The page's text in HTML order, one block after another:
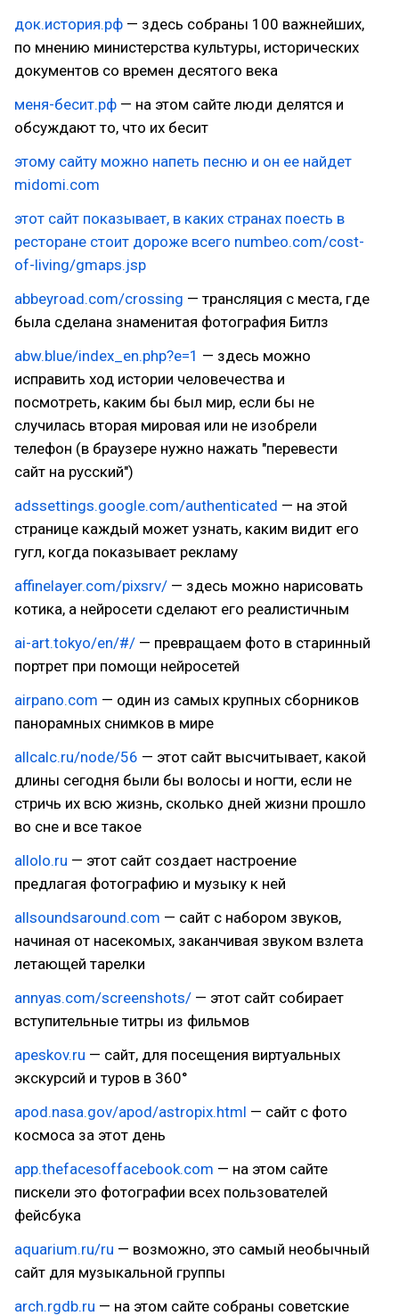
док.история.рф — здесь собраны 100 важнейших,
по мнению министерства культуры, исторических
документов со времен десятого века
меня-бесит.рф — на этом сайте люди делятся и
обсуждают то, что их бесит
этому сайту можно напеть песню и он ее найдет
midomi.com
этот сайт показывает, в каких странах поесть в
ресторане стоит дороже всего numbeo.com/cost-
of-living/gmaps.jsp
abbeyroad.com/crossing — трансляция с места, где
была сделана знаменитая фотография Битлз
abw.blue/index_en.php?e=1 — здесь можно
исправить ход истории человечества и
посмотреть, каким бы был мир, если бы не
случилась вторая мировая или не изобрели
телефон (в браузере нужно нажать "перевести
сайт на русский")
adssettings.google.com/authenticated — на этой
странице каждый может узнать, каким видит его
гугл, когда показывает рекламу
affinelayer.com/pixsrv/ — здесь можно нарисовать
котика, а нейросети сделают его реалистичным
ai-art.tokyo/en/#/ — превращаем фото в старинный
портрет при помощи нейросетей
airpano.com — один из самых крупных сборников
панорамных снимков в мире
allcalc.ru/node/56 — этот сайт высчитывает, какой
длины сегодня были бы волосы и ногти, если не
стричь их всю жизнь, сколько дней жизни прошло
во сне и все такое
allolo.ru — этот сайт создает настроение
предлагая фотографию и музыку к ней
allsoundsaround.com — сайт с набором звуков,
начиная от насекомых, заканчивая звуком взлета
летающей тарелки
annyas.com/screenshots/ — этот сайт собирает
вступительные титры из фильмов
apeskov.ru — сайт, для посещения виртуальных
экскурсий и туров в 360°
apod.nasa.gov/apod/astropix.html — сайт с фото
космоса за этот день
app.thefacesoffacebook.com — на этом сайте
пискели это фотографии всех пользователей
фейсбука
aquarium.ru/ru — возможно, это самый необычный
сайт для музыкальной группы
arch.rgdb.ru — на этом сайте собраны советские